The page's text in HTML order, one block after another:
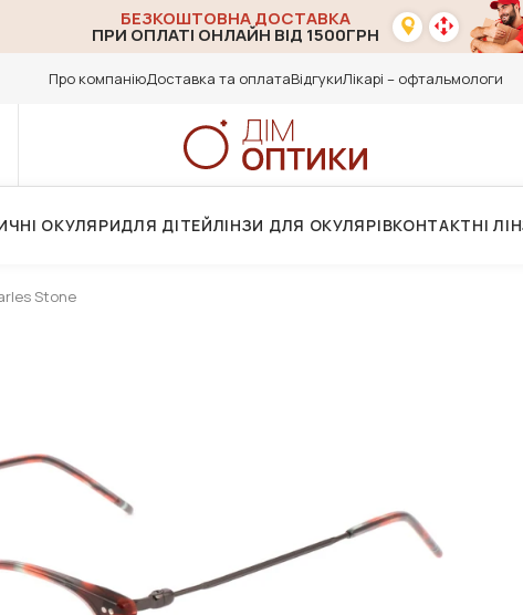
БЕЗКОШТОВНА ДОСТАВКА
ПРИ ОПЛАТІ ОНЛАЙН ВІД 1500ГРН
Про компаніюДоставка та оплатаВідгукиЛікарі – офтальмологи
ОКУЛЯРИДЛЯ ДІТЕЙЛІНЗИ ДЛЯ ОКУЛЯРІВКОНТАКТНІ
Stone